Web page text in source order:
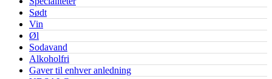
Sødt
Vin
Øl
Sodavand
Alkoholfri
Gaver til enhver anledning